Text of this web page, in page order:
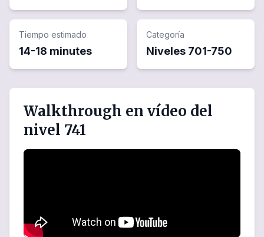
Tiempo estimado
14-18 minutes
Categoría
Niveles 701-750
Walkthrough en vídeo del
nivel 741